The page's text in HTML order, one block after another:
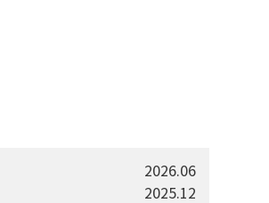
2026.06
2025.12